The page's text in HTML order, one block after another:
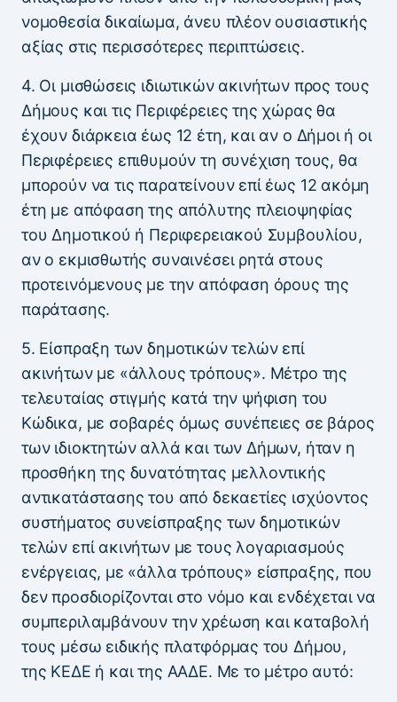
νομοθεσία δικαίωμα, άνευ πλέον ουσιαστικής
αξίας στις περισσότερες περιπτώσεις.
4. Οι μισθώσεις ιδιωτικών ακινήτων προς τους
Δήμους και τις Περιφέρειες της χώρας θα
έχουν διάρκεια έως 12 έτη, και αν ο Δήμοι ή οι
Περιφέρειες επιθυμούν τη συνέχιση τους, θα
μπορούν να τις παρατείνουν επί έως 12 ακόμη
έτη με απόφαση της απόλυτης πλειοψηφίας
του Δημοτικού ή Περιφερειακού Συμβουλίου,
αν ο εκμισθωτής συναινέσει ρητά στους
προτεινόμενους με την απόφαση όρους της
παράτασης.
5. Είσπραξη των δημοτικών τελών επί
ακινήτων με «άλλους τρόπους». Μέτρο της
τελευταίας στιγμής κατά την ψήφιση του
Κώδικα, με σοβαρές όμως συνέπειες σε βάρος
των ιδιοκτητών αλλά και των Δήμων, ήταν η
προσθήκη της δυνατότητας μελλοντικής
αντικατάστασης του από δεκαετίες ισχύοντος
συστήματος συνείσπραξης των δημοτικών
τελών επί ακινήτων με τους λογαριασμούς
ενέργειας, με «άλλα τρόπους» είσπραξης, που
δεν προσδιορίζονται στο νόμο και ενδέχεται να
συμπεριλαμβάνουν την χρέωση και καταβολή
τους μέσω ειδικής πλατφόρμας του Δήμου,
της ΚΕΔΕ ή και της ΑΑΔΕ. Με το μέτρο αυτό: